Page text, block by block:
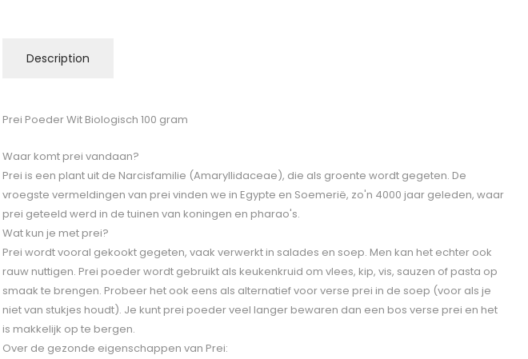
Description
Prei Poeder Wit Biologisch 100 gram
Waar komt prei vandaan?
Prei is een plant uit de Narcisfamilie (Amaryllidaceae), die als groente wordt gegeten. De
vroegste vermeldingen van prei vinden we in Egypte en Soemerië, zo'n 4000 jaar geleden, waar
prei geteeld werd in de tuinen van koningen en pharao's.
Wat kun je met prei?
Prei wordt vooral gekookt gegeten, vaak verwerkt in salades en soep. Men kan het echter ook
rauw nuttigen. Prei poeder wordt gebruikt als keukenkruid om vlees, kip, vis, sauzen of pasta op
smaak te brengen. Probeer het ook eens als alternatief voor verse prei in de soep (voor als je
niet van stukjes houdt). Je kunt prei poeder veel langer bewaren dan een bos verse prei en het
is makkelijk op te bergen.
Over de gezonde eigenschappen van Prei: